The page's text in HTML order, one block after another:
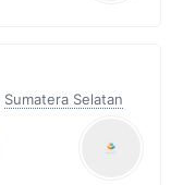
Sumatera Selatan